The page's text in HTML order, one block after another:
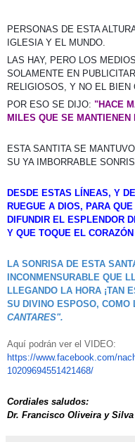
PERSONAS DE ESTA
IGLESIA Y EL MUNDO.
LAS HAY, PERO LOS
SOLAMENTE EN
RELIGIOSOS, Y NO EL BIEN
POR ESO SE DIJO: "HACE
MILES QUE SE MANTIENEN
ESTA SANTITA SE
SU YA IMBORRABLE
DESDE ESTAS LÍNEAS, Y
RUEGUE A DIOS, PARA
DIFUNDIR EL ESPLENDOR
Y QUE TOQUE EL
LA SONRISA DE ESTA
INCONMENSURABLE QUE
LLEGANDO LA HORA ¡TAN
SU DIVINO ESPOSO, COMO
CANTARES".
Aquí podrán ver el VIDEO:
https://www.facebook.com/
10209694551421468/
Cordiales saludos:
Dr. Francisco Oliveira y Silva